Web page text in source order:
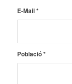
E-Mail*
Població*